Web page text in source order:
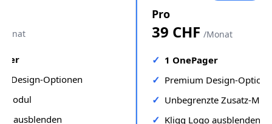
Design-Optionen
Modul
ausblenden
Pro
39 CHF /Monat
1 OnePager
Premium Design-
Unbegrenzte Zusatz-
Kligg Logo ausblenden